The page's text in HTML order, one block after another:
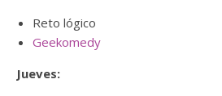
Reto lógico
Geekomedy
Jueves: